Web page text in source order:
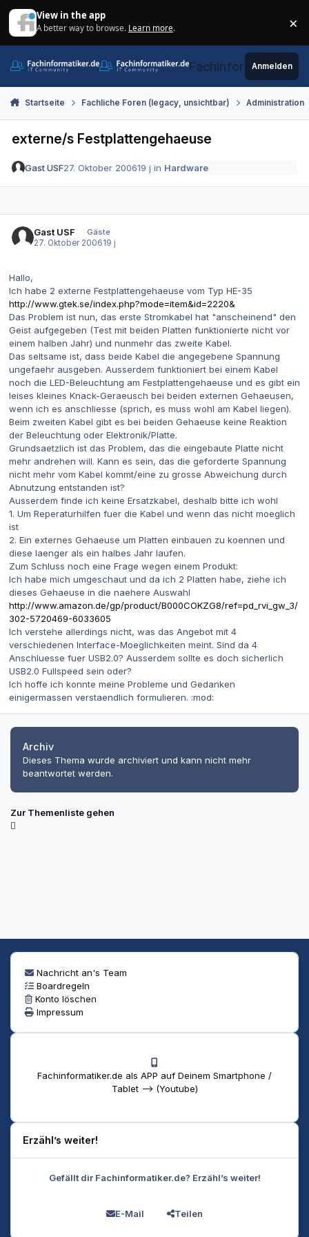
View in the app
A better way to browse. Learn more. ×
Fachinformatiker.de
Anmelden
Startseite Fachliche Foren (legacy, unsichtbar) Administration
externe/s Festplattengehaeuse
Gast USF27. Oktober 200619 j in Hardware
Gast USF
Gäste
27. Oktober 200619 j
Hallo,
Ich habe 2 externe Festplattengehaeuse vom Typ HE-35
http://www.gtek.se/index.php?mode=item&id=2220&
Das Problem ist nun, das erste Stromkabel hat "anscheinend" den
Geist aufgegeben (Test mit beiden Platten funktionierte nicht vor
einem halben Jahr) und nunmehr das zweite Kabel.
Das seltsame ist, dass beide Kabel die angegebene Spannung
ungefaehr ausgeben. Ausserdem funktioniert bei einem Kabel
noch die LED-Beleuchtung am Festplattengehaeuse und es gibt ein
leises kleines Knack-Geraeusch bei beiden externen Gehaeusen,
wenn ich es anschliesse (sprich, es muss wohl am Kabel liegen).
Beim zweiten Kabel gibt es bei beiden Gehaeuse keine Reaktion
der Beleuchtung oder Elektronik/Platte.
Grundsaetzlich ist das Problem, das die eingebaute Platte nicht
mehr andrehen will. Kann es sein, das die geforderte Spannung
nicht mehr vom Kabel kommt/eine zu grosse Abweichung durch
Abnutzung entstanden ist?
Ausserdem finde ich keine Ersatzkabel, deshalb bitte ich wohl
1. Um Reperaturhilfen fuer die Kabel und wenn das nicht moeglich
ist
2. Ein externes Gehaeuse um Platten einbauen zu koennen und
diese laenger als ein halbes Jahr laufen.
Zum Schluss noch eine Frage wegen einem Produkt:
Ich habe mich umgeschaut und da ich 2 Platten habe, ziehe ich
dieses Gehaeuse in die naehere Auswahl
http://www.amazon.de/gp/product/B000COKZG8/ref=pd_rvi_gw_3/
302-5720469-6033605
Ich verstehe allerdings nicht, was das Angebot mit 4
verschiedenen Interface-Moeglichkeiten meint. Sind da 4
Anschluesse fuer USB2.0? Ausserdem sollte es doch sicherlich
USB2.0 Fullspeed sein oder?
Ich hoffe ich konnte meine Probleme und Gedanken
einigermassen verstaendlich formulieren. :mod:
Archiv
Dieses Thema wurde archiviert und kann nicht mehr
beantwortet werden.
Zur Themenliste gehen
Nachricht an's Team
Boardregeln
Konto löschen
Impressum
Fachinformatiker.de als APP auf Deinem Smartphone /
Tablet --> (Youtube)
Erzähl’s weiter!
Gefällt dir Fachinformatiker.de? Erzähl’s weiter!
E-Mail Teilen